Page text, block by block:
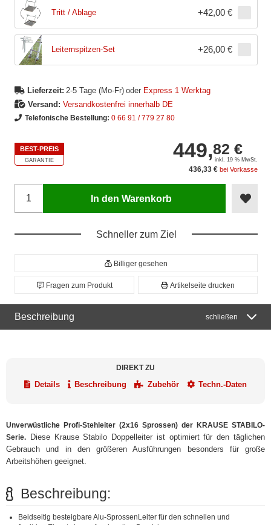
Tritt / Ablage +42,00 €
Leiternspitzen-Set +26,00 €
Lieferzeit: 2-5 Tage (Mo-Fr) oder Express 1 Werktag
Versand: Versandkostenfrei innerhalb DE
Telefonische Bestellung: 0 66 91 / 779 27 80
BEST-PREIS
GARANTIE 449,82 €
inkl. 19 % MwSt.
436,33 € bei Vorkasse
In den Warenkorb
Schneller zum Ziel
Billiger gesehen
Fragen zum Produkt Artikelseite drucken
Beschreibung schließen
DIREKT ZU
Details Beschreibung Zubehör Techn.-Daten
Unverwüstliche Profi-Stehleiter (2x16 Sprossen) der KRAUSE STABILO-
Serie. Diese Krause Stabilo Doppelleiter ist optimiert für den täglichen
Gebrauch und in den größeren Ausführungen besonders für große
Arbeitshöhen geeignet.
Beschreibung:
Beidseitig besteigbare Alu-SprossenLeiter für den schnellen und